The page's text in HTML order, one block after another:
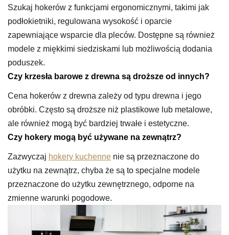
Szukaj hokerów z funkcjami ergonomicznymi, takimi jak
podłokietniki, regulowana wysokość i oparcie
zapewniające wsparcie dla pleców. Dostępne są również
modele z miękkimi siedziskami lub możliwością dodania
poduszek.
Czy krzesła barowe z drewna są droższe od innych?
Cena hokerów z drewna zależy od typu drewna i jego
obróbki. Często są droższe niż plastikowe lub metalowe,
ale również mogą być bardziej trwałe i estetyczne.
Czy hokery mogą być używane na zewnątrz?
Zazwyczaj hokery kuchenne nie są przeznaczone do
użytku na zewnątrz, chyba że są to specjalne modele
przeznaczone do użytku zewnętrznego, odporne na
zmienne warunki pogodowe.